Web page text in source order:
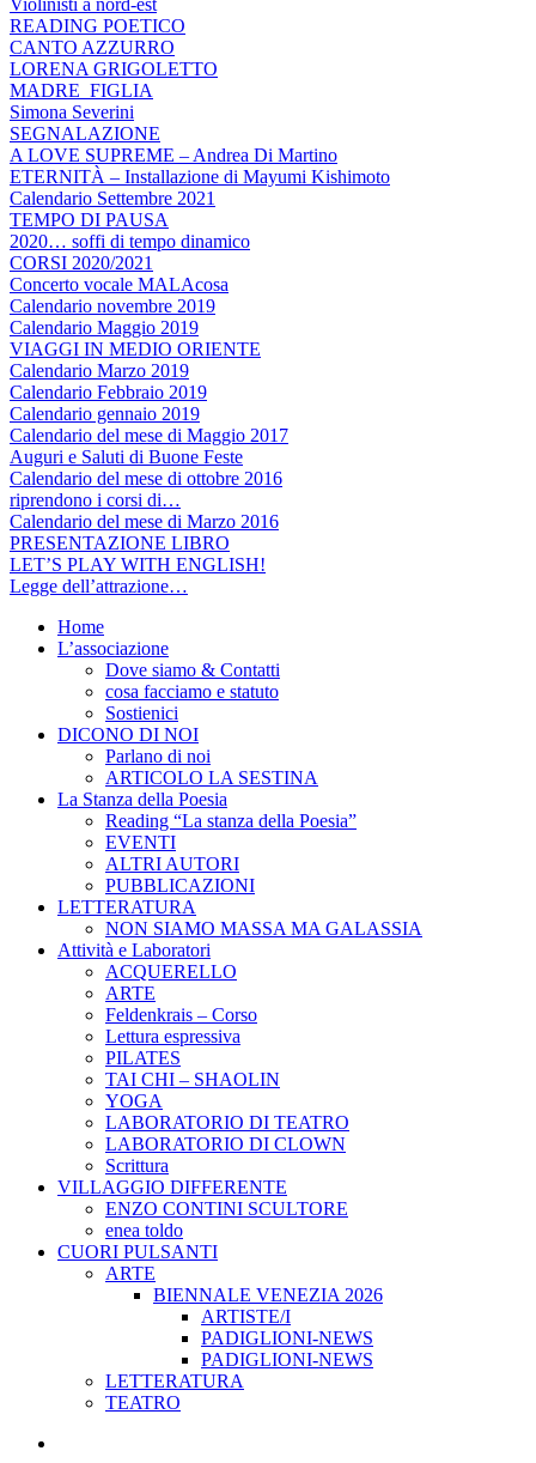
READING POETICO
CANTO AZZURRO
LORENA GRIGOLETTO
MADRE_FIGLIA
Simona Severini
SEGNALAZIONE
A LOVE SUPREME – Andrea Di Martino
ETERNITÀ – Installazione di Mayumi Kishimoto
Calendario Settembre 2021
TEMPO DI PAUSA
2020… soffi di tempo dinamico
CORSI 2020/2021
Concerto vocale MALAcosa
Calendario novembre 2019
Calendario Maggio 2019
VIAGGI IN MEDIO ORIENTE
Calendario Marzo 2019
Calendario Febbraio 2019
Calendario gennaio 2019
Calendario del mese di Maggio 2017
Auguri e Saluti di Buone Feste
Calendario del mese di ottobre 2016
riprendono i corsi di…
Calendario del mese di Marzo 2016
PRESENTAZIONE LIBRO
LET’S PLAY WITH ENGLISH!
Legge dell’attrazione…
Home
L’associazione
Dove siamo & Contatti
cosa facciamo e statuto
Sostienici
DICONO DI NOI
Parlano di noi
ARTICOLO LA SESTINA
La Stanza della Poesia
Reading “La stanza della Poesia”
EVENTI
ALTRI AUTORI
PUBBLICAZIONI
LETTERATURA
NON SIAMO MASSA MA GALASSIA
Attività e Laboratori
ACQUERELLO
ARTE
Feldenkrais – Corso
Lettura espressiva
PILATES
TAI CHI – SHAOLIN
YOGA
LABORATORIO DI TEATRO
LABORATORIO DI CLOWN
Scrittura
VILLAGGIO DIFFERENTE
ENZO CONTINI SCULTORE
enea toldo
CUORI PULSANTI
ARTE
BIENNALE VENEZIA 2026
ARTISTE/I
PADIGLIONI-NEWS
PADIGLIONI-NEWS
LETTERATURA
TEATRO